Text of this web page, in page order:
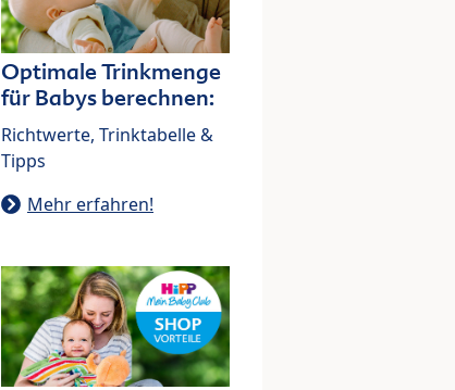
Optimale Trinkmenge
für Babys berechnen:
Richtwerte, Trinktabelle &
Tipps
Mehr erfahren!